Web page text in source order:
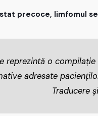
precoce, limfomul
reprezintă o
adresate
Traducere